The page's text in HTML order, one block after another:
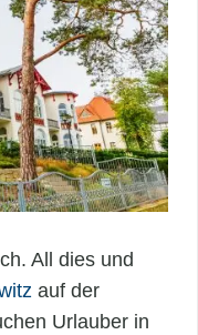
All dies und
auf der
Urlauber in